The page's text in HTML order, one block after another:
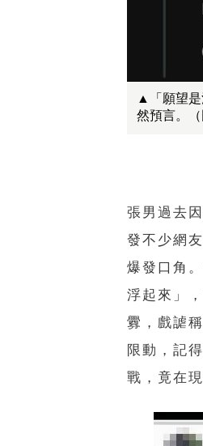
▲「願望是
然預言。（
張男過去
發不少網
爆發口角
浮起來」
釁，戲謔
限動，記
戰，竟在